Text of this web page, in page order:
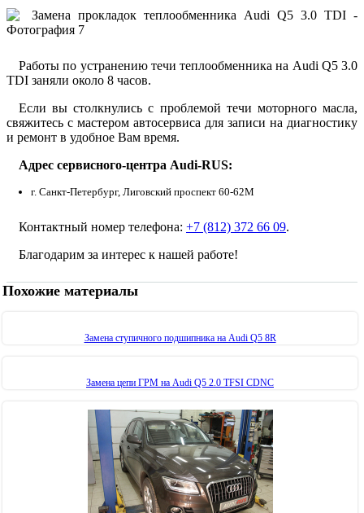
Работы по устранению течи теплообменника на Audi Q5 3.0
TDI заняли около 8 часов.
Если вы столкнулись с проблемой течи моторного масла,
свяжитесь с мастером автосервиса для записи на диагностику
и ремонт в удобное Вам время.
Адрес сервисного-центра Audi-RUS:
г. Санкт-Петербург, Лиговский проспект 60-62М
Контактный номер телефона: +7 (812) 372 66 09.
Благодарим за интерес к нашей работе!
Похожие материалы
Замена ступичного подшипника на Audi Q5 8R
Замена цепи ГРМ на Audi Q5 2.0 TFSI CDNC